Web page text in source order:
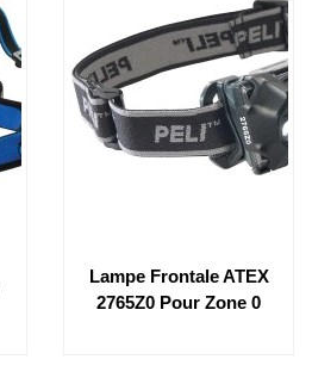
Lampe Frontale ATEX
2765Z0 Pour Zone 0